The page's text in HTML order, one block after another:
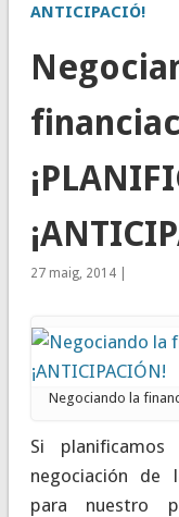
ANTICIPACIÓ!
27 maig, 2014 |
Negociando la
Si
negociación de
para nuestro